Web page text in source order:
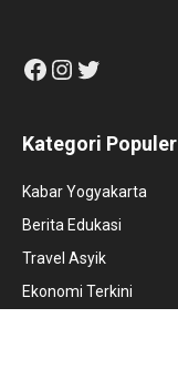
Facebook
Instagram
Twitter
Kategori Populer
Kabar Yogyakarta
Berita Edukasi
Travel Asyik
Ekonomi Terkini